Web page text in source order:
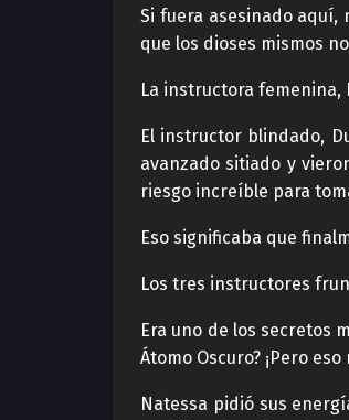
Si fuera asesinado
que los dioses mismos
La instructora femenina,
El instructor blindado,
avanzado sitiado y
riesgo increíble para
Eso significaba que
Los tres instructores
Era uno de los secretos
Átomo Oscuro? ¡Pero
Natessa pidió sus